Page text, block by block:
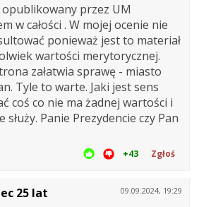
przez UM
w całości . W mojej ocenie nie
ponieważ jest to materiał
wartości merytorycznej.
załatwia sprawę - miasto
Tyle to warte. Jaki jest sens
coś co nie ma żadnej wartości i
służy. Panie Prezydencie czy Pan
+43 Zgłoś
09.09.2024, 19:29
25 lat